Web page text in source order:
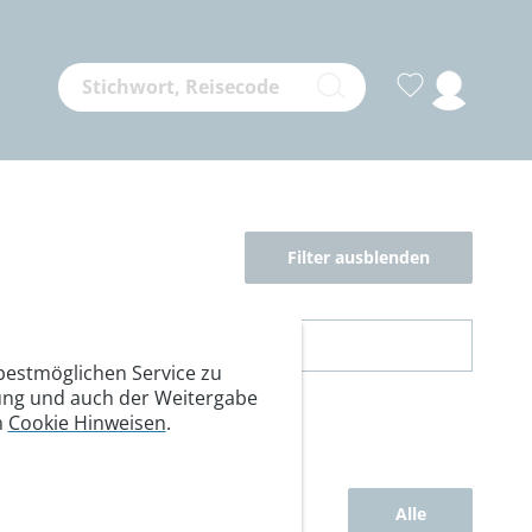
Filter ausblenden
Alle
Service zu
und auch der Weitergabe
Cookie Hinweisen.